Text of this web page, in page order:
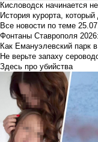
Кисловодск начинается
История курорта,
Все новости по теме
Фонтаны Ставрополя
Как Емануэлевский парк
Не верьте запаху
Здесь про убийства